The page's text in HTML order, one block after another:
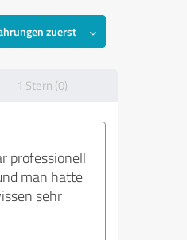
zuerst
1 Stern (0)
professionell
man hatte
sehr